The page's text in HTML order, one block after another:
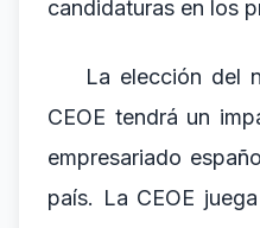
candidaturas en los
La elección del
CEOE tendrá un
empresariado
país. La CEOE